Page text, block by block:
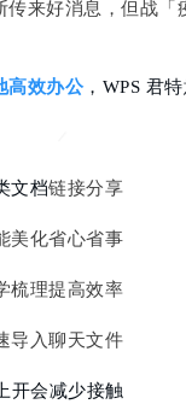
传来好消息，但战「
高效办公，WPS 君
文档链接分享
美化省心省事
梳理提高效率
导入聊天文件
开会减少接触